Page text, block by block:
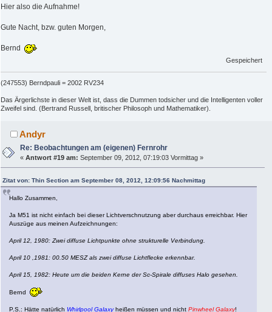
Hier also die Aufnahme!
Gute Nacht, bzw. guten Morgen,
Bernd
Gespeichert
(247553) Berndpauli = 2002 RV234
Das Ärgerlichste in dieser Welt ist, dass die Dummen todsicher und die Intelligenten voller
Zweifel sind. (Bertrand Russell, britischer Philosoph und Mathematiker).
Andyr
Re: Beobachtungen am (eigenen) Fernrohr
«Antwort #19 am: September 09, 2012, 07:19:03 Vormittag »
Zitat von: Thin Section am September 08, 2012, 12:09:56 Nachmittag
Hallo Zusammen,
Ja M51 ist nicht einfach bei dieser Lichtverschnutzung aber durchaus erreichbar. Hier
Auszüge aus meinen Aufzeichnungen:
April 12, 1980: Zwei diffuse Lichtpunkte ohne strukturelle Verbindung.
April 10 ,1981: 00.50 MESZ als zwei diffuse Lichtflecke erkennbar.
April 15, 1982: Heute um die beiden Kerne der Sc-Spirale diffuses Halo gesehen.
Bernd
P.S.: Hätte natürlich Whirlpool Galaxyheißen müssen und nicht Pinwheel Galaxy!